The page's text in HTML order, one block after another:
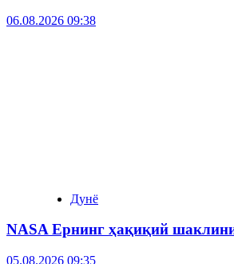
06.08.2026 09:38
Дунё
NASA Ернинг ҳақиқий
05.08.2026 09:35